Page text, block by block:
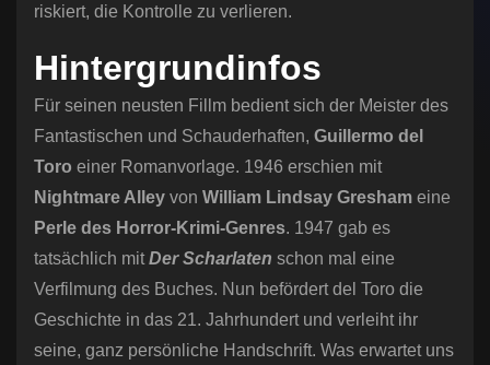
riskiert, die Kontrolle zu verlieren.
Hintergrundinfos
Für seinen neusten Fillm bedient sich der Meister des
Fantastischen und Schauderhaften, Guillermo del
Toro einer Romanvorlage. 1946 erschien mit
Nightmare Alley von William Lindsay Gresham eine
Perle des Horror-Krimi-Genres. 1947 gab es
tatsächlich mit Der Scharlaten schon mal eine
Verfilmung des Buches. Nun befördert del Toro die
Geschichte in das 21. Jahrhundert und verleiht ihr
seine, ganz persönliche Handschrift. Was erwartet uns